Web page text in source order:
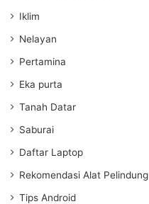
Iklim
Nelayan
Pertamina
Eka purta
Tanah Datar
Saburai
Daftar Laptop
Rekomendasi Alat Pelindung
Tips Android